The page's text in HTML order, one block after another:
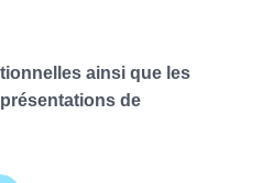
ainsi que les
de